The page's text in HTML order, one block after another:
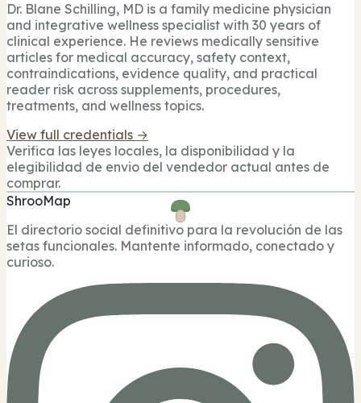
Dr. Blane Schilling, MD is a family medicine physician
and integrative wellness specialist with 30 years of
clinical experience. He reviews medically sensitive
articles for medical accuracy, safety context,
contraindications, evidence quality, and practical
reader risk across supplements, procedures,
treatments, and wellness topics.
View full credentials →
Verifica las leyes locales, la disponibilidad y la
elegibilidad de envio del vendedor actual antes de
comprar.
ShrooMap
El directorio social definitivo para la revolución de las
setas funcionales. Mantente informado, conectado y
curioso.